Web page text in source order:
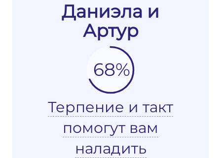
Даниэла и
Артур
68%
Терпение и такт
помогут вам
наладить